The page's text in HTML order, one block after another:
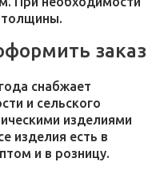
толщины.
заказ
снабжает
и сельского
изделиями
изделия есть в
и в розницу.